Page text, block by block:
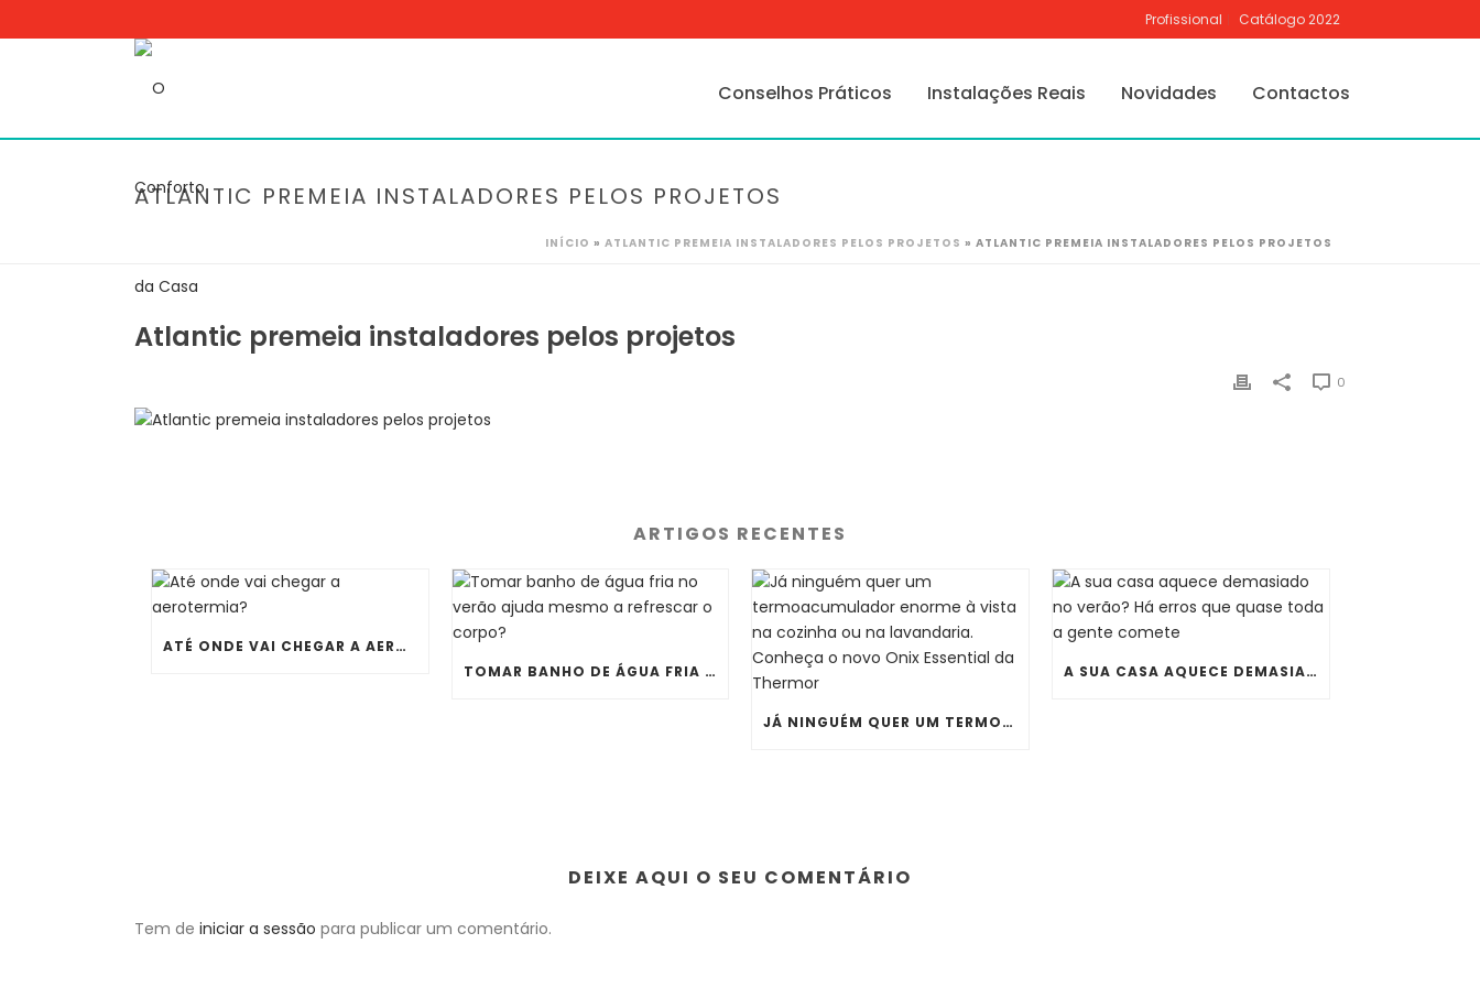
Profissional Catálogo 2022
Conselhos Práticos Instalações Reais Novidades Contactos
ATLANTIC PREMEIA INSTALADORES PELOS PROJETOS
INÍCIO » ATLANTIC PREMEIA INSTALADORES PELOS PROJETOS » ATLANTIC PREMEIA INSTALADORES PELOS PROJETOS
Atlantic premeia instaladores pelos projetos
0
ARTIGOS RECENTES
ATÉ ONDE VAI CHEGAR A AEROTERMIA?
TOMAR BANHO DE ÁGUA FRIA NO VERÃO AJUDA MESMO A REFRESCAR O CORPO?
JÁ NINGUÉM QUER UM TERMOACUMULADOR ENORME À VISTA NA COZINHA OU NA LAVANDARIA. CONHEÇA O NOVO ONIX ESSENTIAL DA THERMOR
A SUA CASA AQUECE DEMASIADO NO VERÃO? HÁ ERROS QUE QUASE TODA A GENTE COMETE
DEIXE AQUI O SEU COMENTÁRIO
Tem de iniciar a sessão para publicar um comentário.